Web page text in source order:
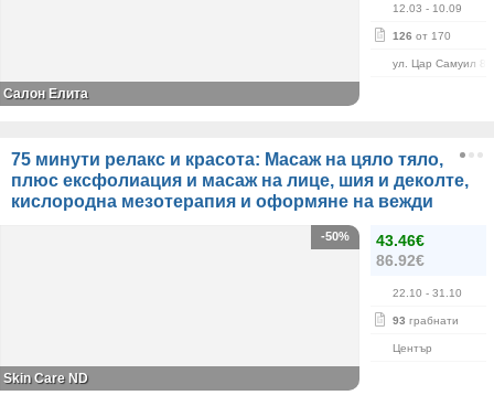
12.03 - 10.09
126 от 170
ул. Цар Самуил 84
Салон Елита
75 минути релакс и красота: Масаж на цяло тяло,
плюс ексфолиация и масаж на лице, шия и деколте,
кислородна мезотерапия и оформяне на вежди
43.46€
86.92€
22.10 - 31.10
93 грабнати
Център
-50%
Skin Care ND